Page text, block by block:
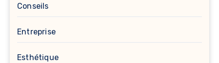
Conseils
Entreprise
Esthétique